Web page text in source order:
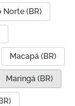
Norte (BR)
Macapá (BR)
Maringá (BR)